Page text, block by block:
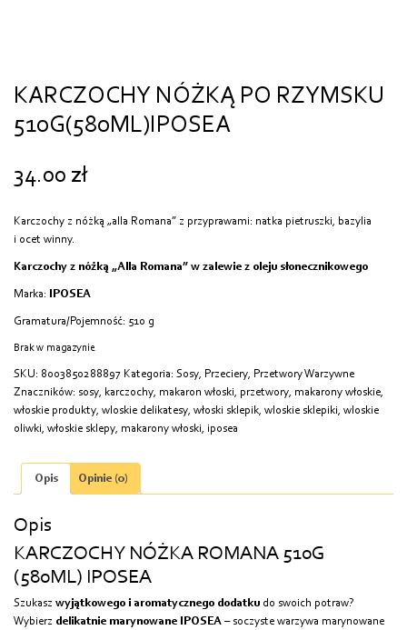
KARCZOCHY NÓŻKĄ PO RZYMSKU
510G(580ML)IPOSEA
34.00 zł
Karczochy z nóżką „alla Romana” z przyprawami: natka pietruszki, bazylia
i ocet winny.
Karczochy z nóżką „Alla Romana” w zalewie z oleju słonecznikowego
Marka: IPOSEA
Gramatura/Pojemność: 510 g
Brak w magazynie
SKU: 8003850288897 Kategoria: Sosy, Przeciery, Przetwory Warzywne
Znaczników: sosy, karczochy, makaron włoski, przetwory, makarony włoskie,
włoskie produkty, wloskie delikatesy, włoski sklepik, wloskie sklepiki, wloskie
oliwki, włoskie sklepy, makarony włoski, iposea
Opis Opinie (0)
Opis
KARCZOCHY NÓŻKA ROMANA 510G
(580ML) IPOSEA
Szukasz wyjątkowego i aromatycznego dodatku do swoich potraw?
Wybierz delikatnie marynowane IPOSEA – soczyste warzywa marynowane